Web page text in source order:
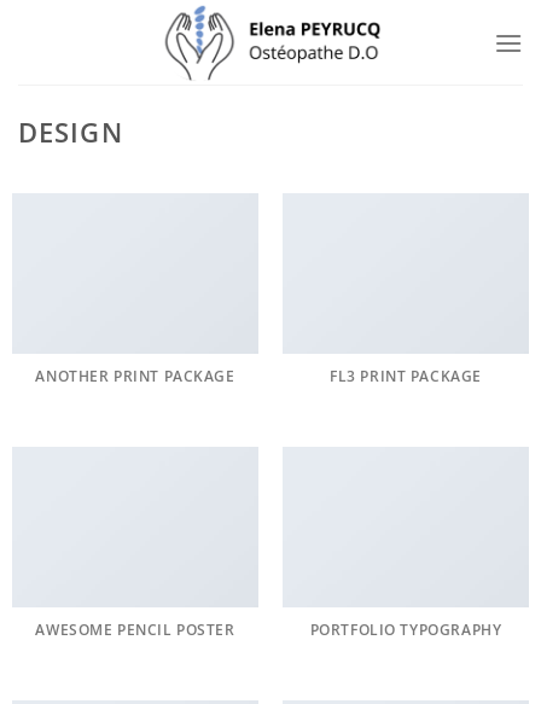
DESIGN
ANOTHER PRINT PACKAGE FL3 PRINT PACKAGE
AWESOME PENCIL POSTER PORTFOLIO TYPOGRAPHY